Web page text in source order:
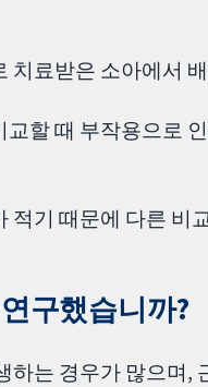
치료받은 소아에서
할 때 부작용으로
적기 때문에 다른 비
구했습니까?
하는 경우가 많으며,